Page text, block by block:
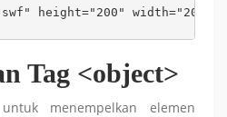
height="200" width="200"/>
Tag <object>
menempelkan elemen